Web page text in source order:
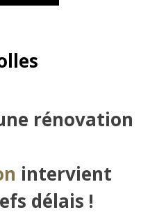
rénovation
intervient
délais !